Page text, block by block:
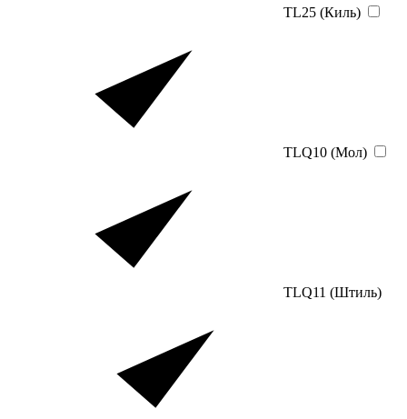
TL25 (Киль)
TLQ10 (Мол)
TLQ11 (Штиль)